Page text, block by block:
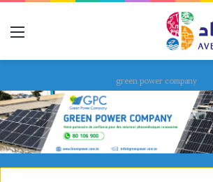
green power company